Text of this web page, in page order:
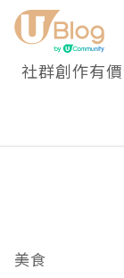
社群創作有
美食